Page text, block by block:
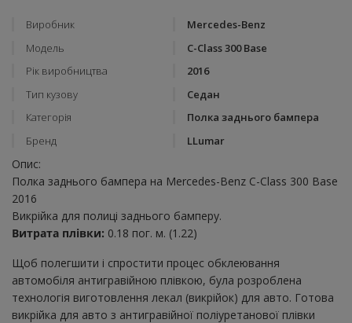
Виробник
Mercedes-Benz
Модель
C-Class 300 Base
Рік виробництва
2016
Тип кузову
Седан
Категорія
Полка заднього бампера
Бренд
LLumar
Опис:
Полка заднього бампера на Mercedes-Benz C-Class 300 Base
2016
Викрійка для полиці заднього бамперу.
Витрата плівки: 0.18 пог. м. (1.22)
Щоб полегшити і спростити процес обклеювання
автомобіля антигравійною плівкою, була розроблена
технологія виготовлення лекал (викрійок) для авто. Готова
викрійка для авто з антигравійної поліуретанової плівки